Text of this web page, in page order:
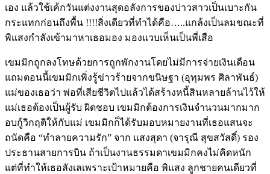
เอง แล้วใช้เค้กวันแต่งงานสุดอลังการของบ่าวสาวเป็นเบาะกัน
กระแทกก่อนถึงพื้น !!!!สิ่งเดียวที่ทำได้คือ…..แกล้งเป็นลมขณะที่
พิแสงกำลังเข้ามาหาเธอมอง มองแวบเห็นเป็นพี่เสือ
เขมมิกถูกลงโทษด้วยการถูกพักงานโดยไม่มีการจ่ายเงินเดือน
แถมตอนนี้เขมมิกเพิ่งรู้ข่าวร้ายจากขนิษฐา (อุทุมพร ศิลาพันธ์)
แม่ของเธอว่า พ่อที่เสียชีวิตไปแล้วได้สร้างหนี้สินหลายล้านไว้ให้
แม่เธอต้องเป็นผู้รับ ผิดชอบ เขมมิกต้องการเงินจำนวนมากมาก
อบกู้วิกฤติให้กับแม่ เขมมิกก็ได้รับมอบหมายงานที่เธอแสนจะ
ถนัดคือ “ทำลายความรัก” จาก แสงสุดา (จารุณี สุขสวัสดิ์) รอง
ประธานสายการบิน ถ้าเป็นงานธรรมดาเขมมิกคงไม่คิดหนัก
แต่ที่ทำให้เธอลังเลเพราะเป้าหมายคือ พิแสง ลูกชายคนเดียวที่